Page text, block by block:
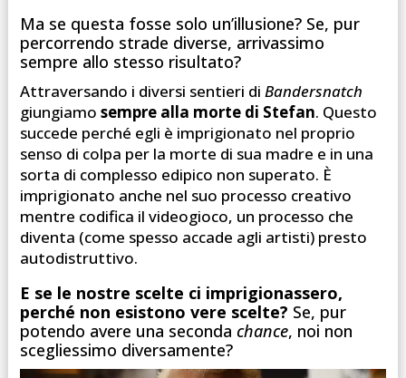
Ma se questa fosse solo un’illusione? Se, pur
percorrendo strade diverse, arrivassimo
sempre allo stesso risultato?
Attraversando i diversi sentieri di Bandersnatch
giungiamo sempre alla morte di Stefan. Questo
succede perché egli è imprigionato nel proprio
senso di colpa per la morte di sua madre e in una
sorta di complesso edipico non superato. È
imprigionato anche nel suo processo creativo
mentre codifica il videogioco, un processo che
diventa (come spesso accade agli artisti) presto
autodistruttivo.
E se le nostre scelte ci imprigionassero,
perché non esistono vere scelte? Se, pur
potendo avere una seconda chance, noi non
scegliessimo diversamente?